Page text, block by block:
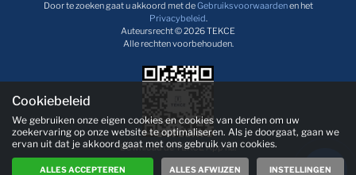
Door te zoeken gaat u akkoord met deGebruiksvoorwaardenen het
Privacybeleid.
Auteursrecht © 2026 TEKCE
Alle rechten voorbehouden.
Download de TEKCE App nu!
Cookiebeleid
We gebruiken onze eigen cookies en cookies van derden om uw
zoekervaring op onze website te optimaliseren. Als je doorgaat, gaan we
ervan uit dat je akkoord gaat met ons gebruik van cookies.
ALLES ACCEPTEREN ALLES AFWIJZEN INSTELLINGEN